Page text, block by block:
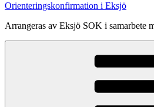
Orienteringskonfirmation i Eksjö
Arrangeras av Eksjö SOK i samarbete